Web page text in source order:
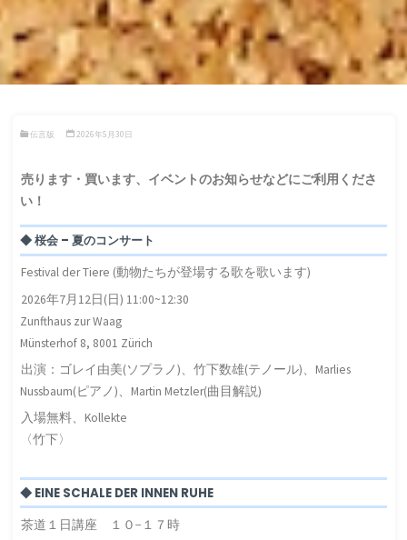
伝言版 2026年5月30日
売ります・買います、イベントのお知らせなどにご利用くださ
い！
◆ 桜会 – 夏のコンサート
Festival der Tiere (動物たちが登場する歌を歌います)
2026年7月12日(日) 11:00~12:30
Zunfthaus zur Waag
Münsterhof 8, 8001 Zürich
出演：ゴレイ由美(ソプラノ)、竹下数雄(テノール)、Marlies
Nussbaum(ピアノ)、Martin Metzler(曲目解説)
入場無料、Kollekte
〈竹下〉
◆ EINE SCHALE DER INNEN RUHE
茶道１日講座 １０−１７時